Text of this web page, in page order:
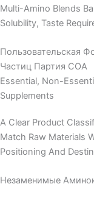
Multi-Amino Blends
Solubility, Taste
Пользовательская
Частиц Партия COA
Essential, Non-
Supplements
A Clear Product
Match Raw Materials
Positioning And
Незаменимые